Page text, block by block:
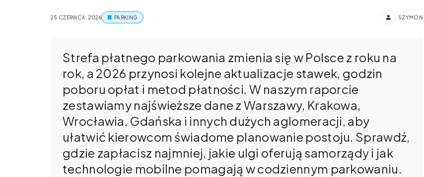
25 CZERWCA, 2026 PARKING SZYMON
Strefa płatnego parkowania zmienia się w Polsce z roku na
rok, a 2026 przynosi kolejne aktualizacje stawek, godzin
poboru opłat i metod płatności. W naszym raporcie
zestawiamy najświeższe dane z Warszawy, Krakowa,
Wrocławia, Gdańska i innych dużych aglomeracji, aby
ułatwić kierowcom świadome planowanie postoju. Sprawdź,
gdzie zapłacisz najmniej, jakie ulgi oferują samorządy i jak
technologie mobilne pomagają w codziennym parkowaniu.